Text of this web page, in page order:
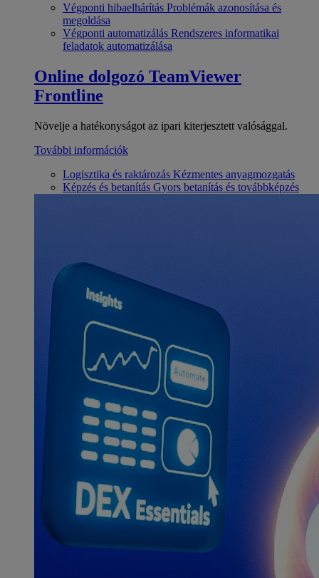
Végponti hibaelhárítás Problémák azonosítása és
megoldása
Végponti automatizálás Rendszeres informatikai
feladatok automatizálása
Online dolgozó TeamViewer
Frontline
Növelje a hatékonyságot az ipari kiterjesztett valósággal.
További információk
Logisztika és raktározás Kézmentes anyagmozgatás
Képzés és betanítás Gyors betanítás és továbbképzés